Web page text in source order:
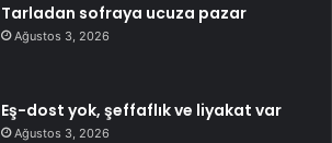
Tarladan sofraya ucuza pazar
Ağustos 3, 2026
Eş-dost yok, şeffaflık ve liyakat var
Ağustos 3, 2026